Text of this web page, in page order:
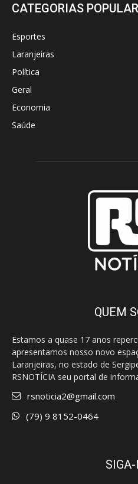
CATEGORIAS
Esportes
Laranjeiras
Política
Geral
Economia
Saúde
QUEM
Estamos a quase 17 anos
apresentamos nosso novo
Laranjeiras, no estado de
RSNOTÍCIA seu portal de
rsnoticia2@gmail.com
(79) 9 8152-0464